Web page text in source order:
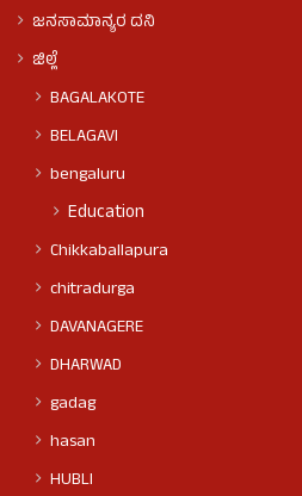
ಜನಸಾಮಾನ್ಯರ ದನಿ
ಜಿಲ್ಲೆ
BAGALAKOTE
BELAGAVI
bengaluru
Education
Chikkaballapura
chitradurga
DAVANAGERE
DHARWAD
gadag
hasan
HUBLI